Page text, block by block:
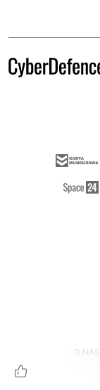
O NAS